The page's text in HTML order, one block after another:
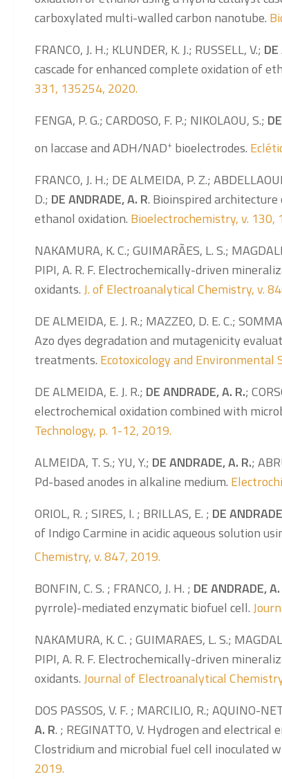
carboxylated multi-walled carbon nanotube.
FRANCO, J. H.; KLUNDER, K. J.; RUSSELL, V.;
cascade for enhanced complete oxidation of
331, 135254, 2020.
FENGA, P. G.; CARDOSO, F. P.; NIKOLAOU, S.;
on laccase and ADH/NAD+ bioelectrodes.
FRANCO, J. H.; DE ALMEIDA, P. Z.;
D.; DE ANDRADE, A. R. Bioinspired
ethanol oxidation. Bioelectrochemistry, v. 130,
NAKAMURA, K. C.; GUIMARÃES, L. S.;
PIPI, A. R. F. Electrochemically-driven
oxidants.J. of Electroanalytical Chemistry, v.
DE ALMEIDA, E. J. R.; MAZZEO, D. E. C.;
Azo dyes degradation and mutagenicity
treatments. Ecotoxicology and Environmental
DE ALMEIDA, E. J. R.; DE ANDRADE, A. R.;
electrochemical oxidation combined with
Technology, p. 1-12, 2019.
ALMEIDA, T. S.; YU, Y.; DE ANDRADE, A. R.;
Pd-based anodes in alkaline medium.
ORIOL, R. ; SIRES, I. ; BRILLAS, E. ; DE
of Indigo Carmine in acidic aqueous solution
Chemistry, v. 847, 2019.
BONFIN, C. S. ; FRANCO, J. H. ; DE ANDRADE,
pyrrole)-mediated enzymatic biofuel cell.
NAKAMURA, K. C. ; GUIMARAES, L. S.;
PIPI, A. R. F. Electrochemically-driven
oxidants.Journal of Electroanalytical
DOS PASSOS, V. F. ; MARCILIO, R.; AQUINO-
A. R. ; REGINATTO, V. Hydrogen and
Clostridium and microbial fuel cell inoculated
2019.